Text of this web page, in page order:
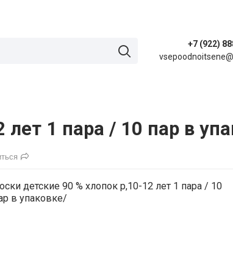
+7 (922)
лет 1 пара / 10 пар в
детские 90 % хлопок р,10-12 лет 1 пара / 10
в упаковке/